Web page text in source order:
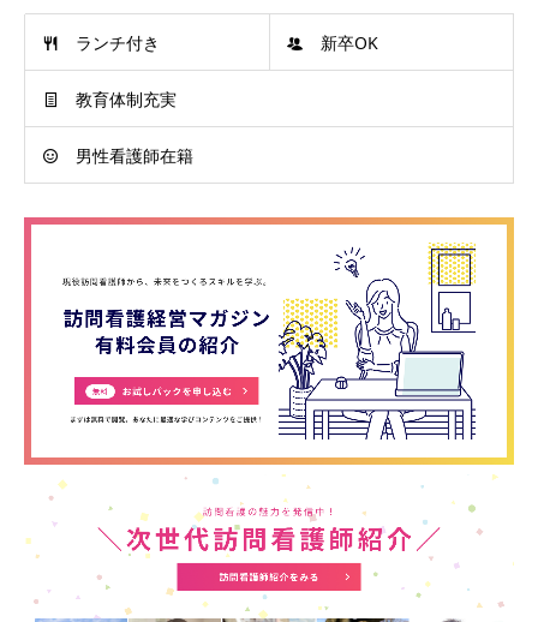
ランチ付き 新卒OK
教育体制充実
男性看護師在籍